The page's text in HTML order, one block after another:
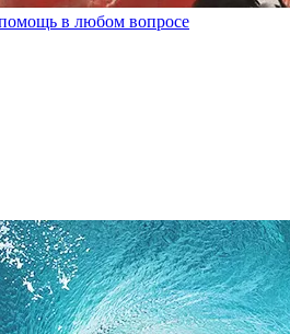
в любом вопросе